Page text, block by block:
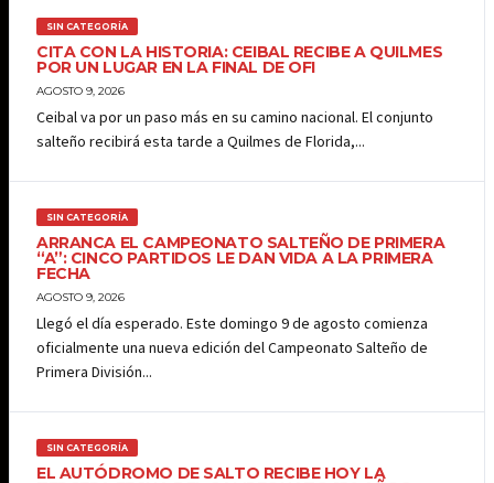
SIN CATEGORÍA
CITA CON LA HISTORIA: CEIBAL RECIBE A QUILMES
POR UN LUGAR EN LA FINAL DE OFI
AGOSTO 9, 2026
Ceibal va por un paso más en su camino nacional. El conjunto
salteño recibirá esta tarde a Quilmes de Florida,...
SIN CATEGORÍA
ARRANCA EL CAMPEONATO SALTEÑO DE PRIMERA
“A”: CINCO PARTIDOS LE DAN VIDA A LA PRIMERA
FECHA
AGOSTO 9, 2026
Llegó el día esperado. Este domingo 9 de agosto comienza
oficialmente una nueva edición del Campeonato Salteño de
Primera División...
SIN CATEGORÍA
EL AUTÓDROMO DE SALTO RECIBE HOY LA